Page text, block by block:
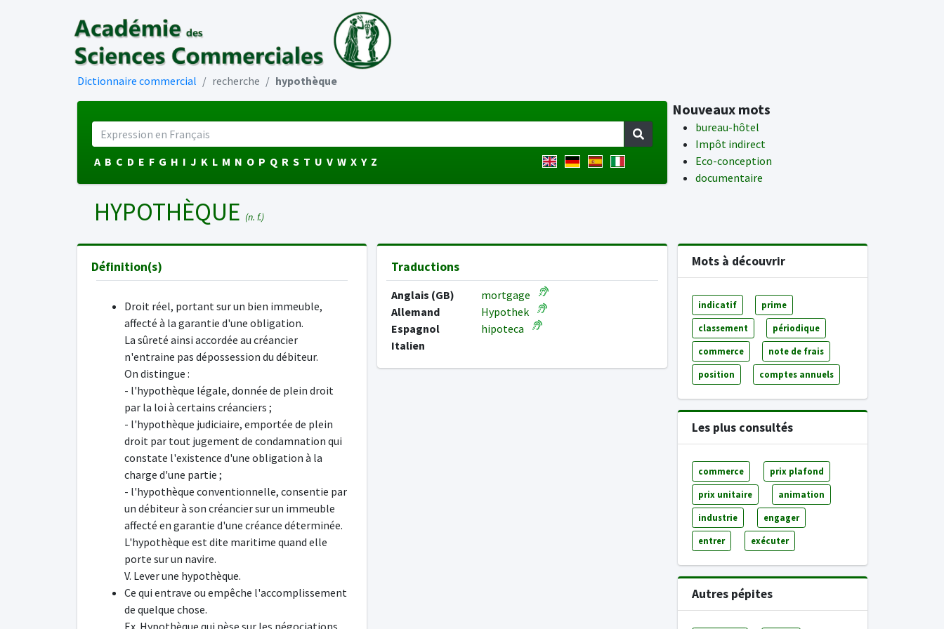
Dictionnaire commercial recherche hypothèque
A B C D E F G H I J K L M N O P Q R S T U V W X Y Z
Nouveaux mots
bureau-hôtel
Impôt indirect
Eco-conception
documentaire
HYPOTHÈQUE (n. f.)
Définition(s)
Droit réel, portant sur un bien immeuble,
affecté à la garantie d'une obligation.
La sûreté ainsi accordée au créancier
n'entraine pas dépossession du débiteur.
On distingue :
- l'hypothèque légale, donnée de plein droit
par la loi à certains créanciers ;
- l'hypothèque judiciaire, emportée de plein
droit par tout jugement de condamnation qui
constate l'existence d'une obligation à la
charge d'une partie ;
- l'hypothèque conventionnelle, consentie par
un débiteur à son créancier sur un immeuble
affecté en garantie d'une créance déterminée.
L'hypothèque est dite maritime quand elle
porte sur un navire.
V. Lever une hypothèque.
Ce qui entrave ou empêche l'accomplissement
de quelque chose.
Traductions
Anglais (GB)
mortgage
Allemand
Hypothek
Espagnol
hipoteca
Italien
Mots à découvrir
indicatif prime
classement périodique
commerce note de frais
position comptes annuels
Les plus consultés
commerce prix plafond
prix unitaire animation
industrie engager
entrer exécuter
Autres pépites